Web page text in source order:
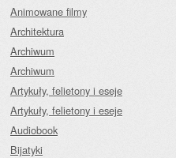
Animowane filmy
Architektura
Archiwum
Archiwum
Artykuły, felietony i eseje
Artykuły, felietony i eseje
Audiobook
Bijatyki